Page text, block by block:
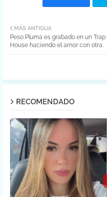
ter
MÁS ANTIGUA
Peso Pluma es grabado en un Trap
House haciendo el amor con otra.
RECOMENDADO